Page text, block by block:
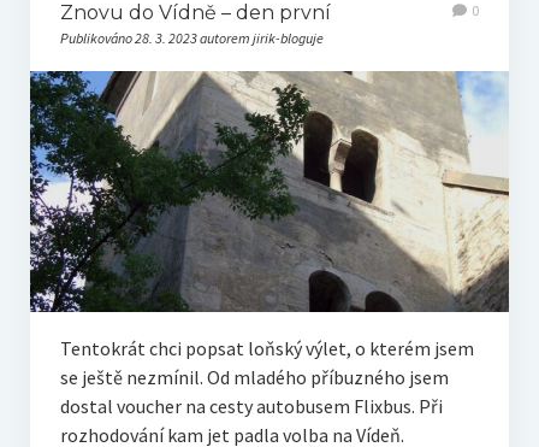
Znovu do Vídně – den první
Publikováno 28. 3. 2023 autorem jirik-bloguje
0
Tentokrát chci popsat loňský výlet, o kterém jsem
se ještě nezmínil. Od mladého příbuzného jsem
dostal voucher na cesty autobusem Flixbus. Při
rozhodování kam jet padla volba na Vídeň.